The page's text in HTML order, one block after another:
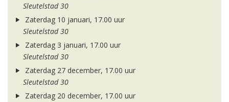
Sleutelstad 30
Zaterdag 10 januari, 17.00 uur
Sleutelstad 30
Zaterdag 3 januari, 17.00 uur
Sleutelstad 30
Zaterdag 27 december, 17.00 uur
Sleutelstad 30
Zaterdag 20 december, 17.00 uur